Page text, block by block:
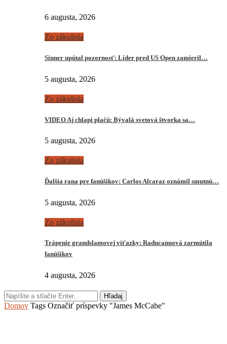
6 augusta, 2026
Zo zákulisia
Sinner upútal pozornosť: Líder pred US Open zamieril…
5 augusta, 2026
Zo zákulisia
VIDEO Aj chlapi plačú: Bývalá svetová štvorka sa…
5 augusta, 2026
Zo zákulisia
Ďalšia rana pre fanúšikov: Carlos Alcaraz oznámil smutnú…
5 augusta, 2026
Zo zákulisia
Trápenie grandslamovej víťazky: Raducanuová zarmútila
fanúšikov
4 augusta, 2026
Hľadaj
Domov Tags Označiť príspevky "James McCabe"